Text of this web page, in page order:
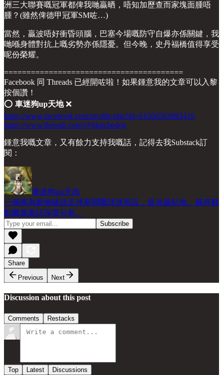
洲三大聯賽嘅冠軍都俾我哋贏晒，唔知加歷查而家塊面腫唔
腫？(雖然俾德甲冠軍SM咗…)
當然，贏波唔好衝昏頭腦，巴塞今場嘅防守自爆亦係關鍵，我
哋喺身體對抗上嘅劣勢亦係隱憂。但今晚，史丹福橋值得享受
呢份榮耀。
========================================
Facebook 同 Threads 已經開咗啦！如果鍾意我的文章可以入黎
按個讚！
⭕️ 車迷狗up天地❌
https://www.facebook.com/profile.php?id=61566593983419
https://www.threads.com/@hkgchedog
鍾意我嘅文章，又有餘力支持我嘅話，記得去我Substack訂
閱：
車迷狗up天地
一個專為厭倦罐頭足球新聞嘅球迷而設，提供最貼地、最有觀
點嘅廣東話深度分析。
Share
Previous
Next
Discussion about this post
Comments Restacks
Top Latest Discussions